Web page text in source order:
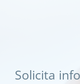
Solicita